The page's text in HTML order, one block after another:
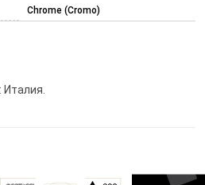
Chrome (Cromo)